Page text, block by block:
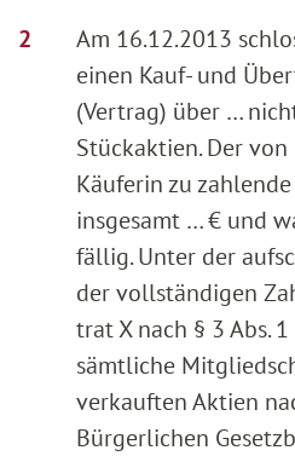
Am 16.12.2013
einen Kauf- und
(Vertrag) über …
Stückaktien. Der
Käuferin zu
insgesamt … € und
fällig. Unter der
der vollständigen
trat X nach § 3 Abs.
sämtliche
verkauften Aktien
Bürgerlichen